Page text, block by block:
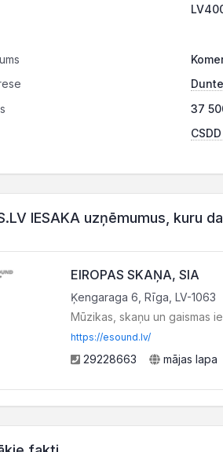
37
IESAKA uzņēmumus, kuru
EIROPAS SKAŅA, SIA
Ķengaraga 6, Rīga, LV-1063
Mūzikas, skaņu un gaismas
https://esound.lv/
29228663 mājas lapa